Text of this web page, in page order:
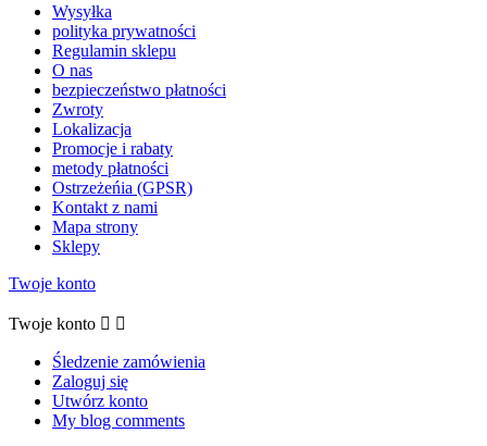
Wysyłka
polityka prywatności
Regulamin sklepu
O nas
bezpieczeństwo płatności
Zwroty
Lokalizacja
Promocje i rabaty
metody płatności
Ostrzeżeńia (GPSR)
Kontakt z nami
Mapa strony
Sklepy
Twoje konto
Twoje konto  
Śledzenie zamówienia
Zaloguj się
Utwórz konto
My blog comments